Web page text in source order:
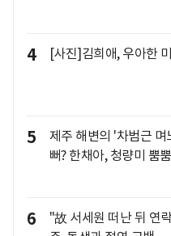
4 [사진]김희애, 우아한
5
제주 해변의 '차범근 며
뻐? 한채아, 청량미 뿜뿜
6
"故 서세원 떠난 뒤 연